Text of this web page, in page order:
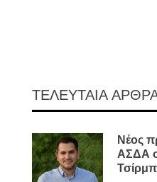
ΤΕΛΕΥΤΑΙΑ
Νέος
ΑΣΔΑ